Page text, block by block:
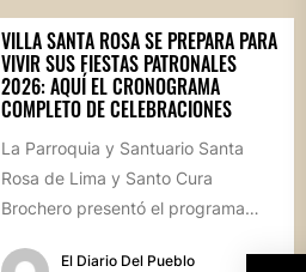
VILLA SANTA ROSA SE PREPARA PARA
VIVIR SUS FIESTAS PATRONALES
2026: AQUÍ EL CRONOGRAMA
COMPLETO DE CELEBRACIONES
La Parroquia y Santuario Santa
Rosa de Lima y Santo Cura
Brochero presentó el programa
El Diario Del Pueblo